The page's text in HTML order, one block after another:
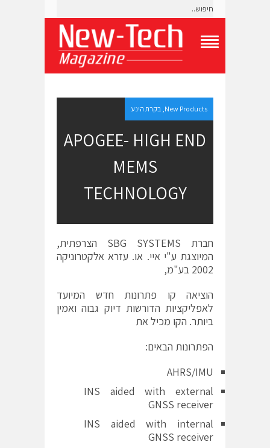
g
l
e
N
M
n
u
New Products בקרת הינע
APOGEE- HIGH END
MEMS
TECHNOLOGY
חברת SBG SYSTEMS הצרפתית,
המיוצגת ע"י איי. או. עזרא אלקטרוניקה
2002 בע"מ,
הוציאה קו פתרונות חדש המיועד
לאפליקציות הדורשות דיוק גבוה ואמין
ביותר. הקו מכיל את
הפתרונות הבאים:
AHRS/IMU
INS aided with external
GNSS receiver
INS aided with internal
GNSS receiver